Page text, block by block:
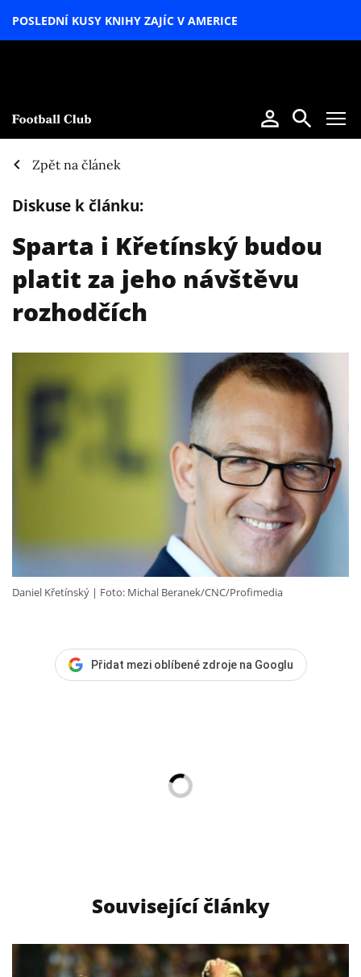
POSLEDNÍ KUSY KNIHY ZAJÍC V AMERICE
Zpět na článek
Diskuse k článku:
Sparta i Křetínský budou
platit za jeho návštěvu
rozhodčích
Daniel Křetínský Foto: Michal Beranek/CNC/Profimedia
Přidat mezi oblíbené zdroje na Googlu
Související články